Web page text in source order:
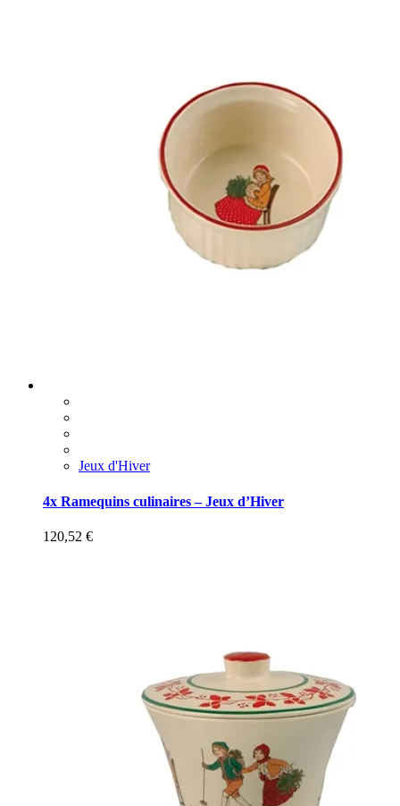
Jeux d'Hiver
4x Ramequins culinaires – Jeux d’Hiver
120,52 €